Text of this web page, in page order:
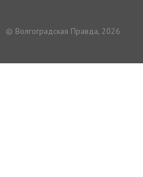
© Волгоградская Правда, 2026